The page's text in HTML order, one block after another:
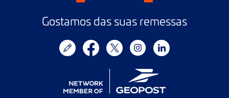
Gostamos das suas remessas